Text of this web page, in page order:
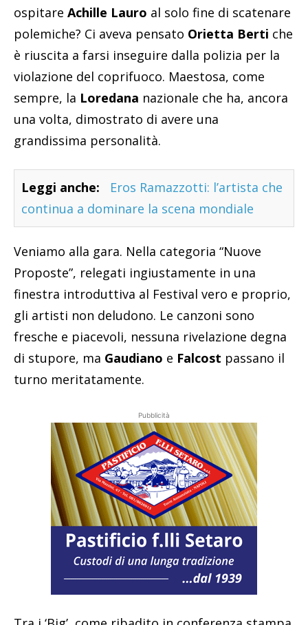
ospitare Achille Lauro al solo fine di scatenare
polemiche? Ci aveva pensato Orietta Berti che
è riuscita a farsi inseguire dalla polizia per la
violazione del coprifuoco. Maestosa, come
sempre, la Loredana nazionale che ha, ancora
una volta, dimostrato di avere una
grandissima personalità.
Leggi anche:
Eros Ramazzotti: l’artista che
continua a dominare la scena mondiale
Veniamo alla gara. Nella categoria “Nuove
Proposte”, relegati ingiustamente in una
finestra introduttiva al Festival vero e proprio,
gli artisti non deludono. Le canzoni sono
fresche e piacevoli, nessuna rivelazione degna
di stupore, ma Gaudiano e Falcost passano il
turno meritatamente.
Pubblicità